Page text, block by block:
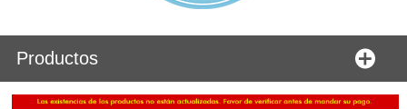
Productos